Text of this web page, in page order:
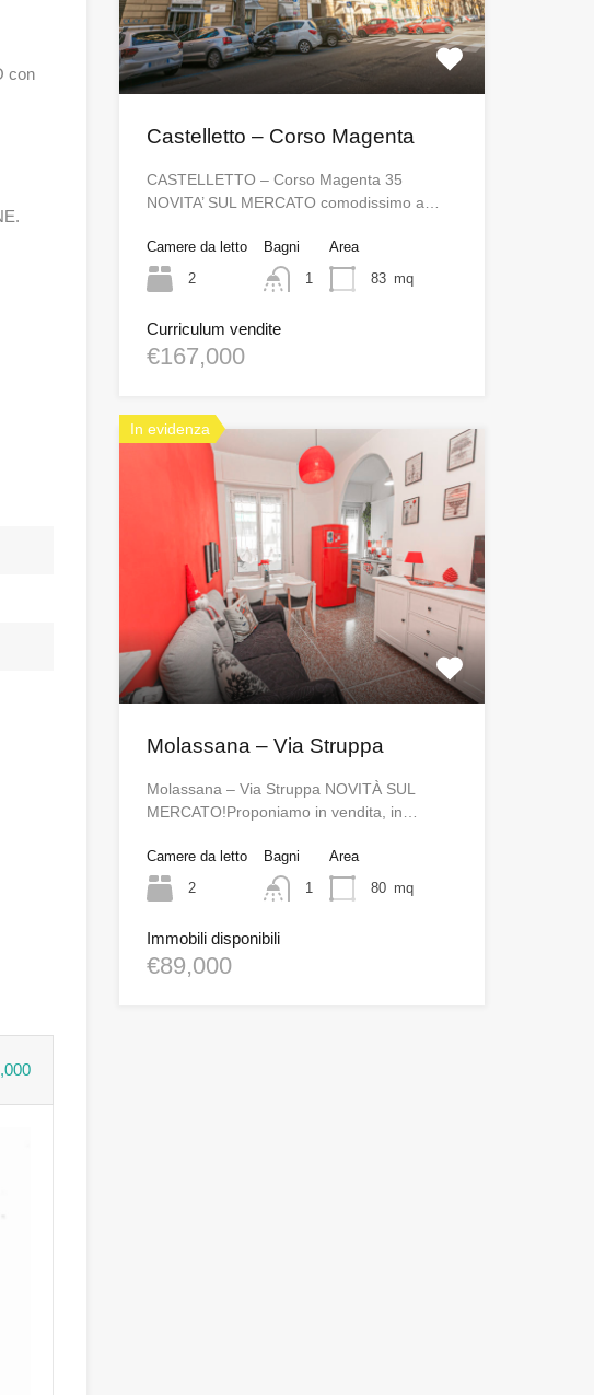
con
Castelletto – Corso Magenta
CASTELLETTO – Corso Magenta 35
NOVITA’ SUL MERCATO comodissimo a…
Camere da letto
2
Bagni
1
Area
83 mq
Curriculum vendite
€167,000
In evidenza
Molassana – Via Struppa
Molassana – Via Struppa NOVITÀ SUL
MERCATO!Proponiamo in vendita, in…
Camere da letto
2
Bagni
1
Area
80 mq
Immobili disponibili
€89,000